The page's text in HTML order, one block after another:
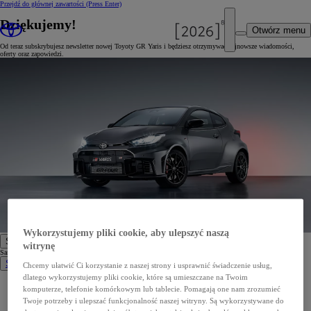
Przejdź do głównej zawartości (Press Enter)
Otwórz menu
Dziękujemy!
Od teraz subskrybujesz newsletter nowej Toyoty GR Yaris i będziesz otrzymywać najnowsze wiadomości,
oferty oraz zapowiedzi.
Samochody
Samochody
Samochody osobowe
Nowe Aygo X
Yaris
Yaris Cross
Wykorzystujemy pliki cookie, aby ulepszyć naszą
witrynę
Chcemy ułatwić Ci korzystanie z naszej strony i usprawnić świadczenie usług,
dlatego wykorzystujemy pliki cookie, które są umieszczane na Twoim
komputerze, telefonie komórkowym lub tablecie. Pomagają one nam zrozumieć
Twoje potrzeby i ulepszać funkcjonalność naszej witryny. Są wykorzystywane do